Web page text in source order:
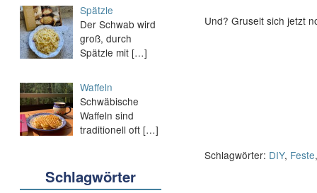
Und? Gruselt sich jetzt
Schlagwörter: DIY, Feste
Spätzle
Der Schwab wird
groß, durch
Spätzle mit[…]
Waffeln
Schwäbische
Waffeln sind
traditionell oft[…]
Schlagwörter